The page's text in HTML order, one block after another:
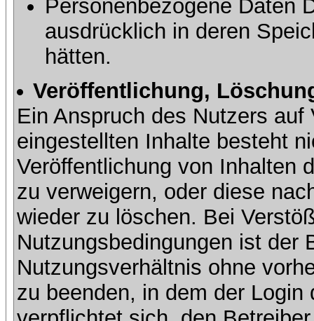
Personenbezogene Daten
ausdrücklich in deren
hätten.
Veröffentlichung,
Ein Anspruch des Nutzers
eingestellten Inhalte besteht
Veröffentlichung von Inhalten
zu verweigern, oder diese
wieder zu löschen. Bei
Nutzungsbedingungen ist der
Nutzungsverhältnis ohne
zu beenden, in dem der